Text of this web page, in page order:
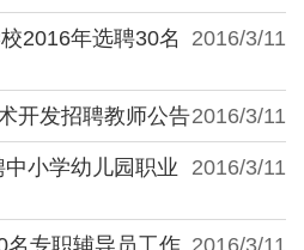
2016/3/11
2016年选聘30名
2016/3/11
开发招聘教师公告
2016/3/11
小学幼儿园职业
2016/3/11
名专职辅导员工作